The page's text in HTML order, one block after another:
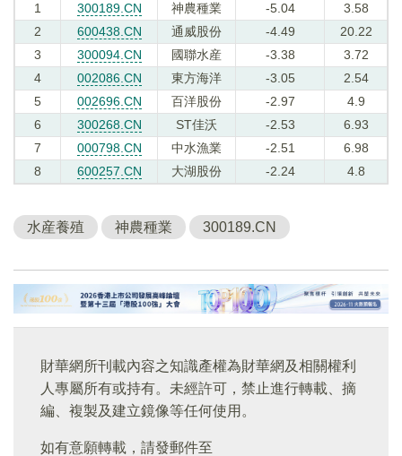
1
300189.CN 神農種業 -5.04
3.58
2
600438.CN 通威股份 -4.49
20.22
3
300094.CN 國聯水産 -3.38
3.72
4
002086.CN 東方海洋 -3.05
2.54
5
002696.CN 百洋股份 -2.97
4.9
6
300268.CN ST佳沃 -2.53
6.93
7
000798.CN 中水漁業 -2.51
6.98
8
600257.CN 大湖股份 -2.24 4.8
水産養殖 神農種業 300189.CN
財華網所刊載內容之知識產權為財華網及相關權利
人專屬所有或持有。未經許可，禁止進行轉載、摘
編、複製及建立鏡像等任何使用。
如有意願轉載，請發郵件至